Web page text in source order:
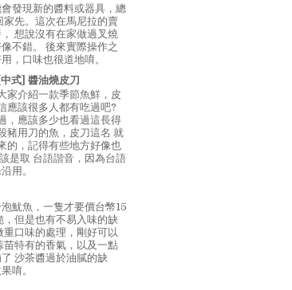
發現新的醬料或器具，總
家先。這次在馬尼拉的賣
想說沒有在家做過叉燒
不錯。 後來實際操作之
，口味也很道地唷。
中式] 醬油燒皮刀
家介紹一款季節魚鮮，皮
應該很多人都有吃過吧?
，應該多少也看過這長得
豬用刀的魚，皮刀這名 就
的，記得有些地方好像也
是取 台語諧音，因為台語
用。
魷魚，一隻才要價台幣15
，但是也有不易入味的缺
口味的處理，剛好可以
特有的香氣，以及一點
沙茶醬過於油膩的缺
唷。